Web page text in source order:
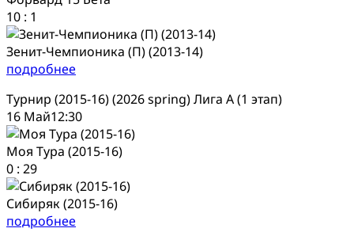
10 : 1
Зенит-Чемпионика (П) (2013-14)
подробнее
Турнир (2015-16) (2026 spring) Лига А (1 этап)
16 Май12:30
Моя Тура (2015-16)
0 : 29
Сибиряк (2015-16)
подробнее